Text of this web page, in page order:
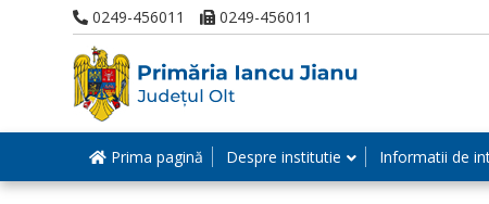
0249-456011 0249-456011
Prima pagină Despre institutie Informatii de